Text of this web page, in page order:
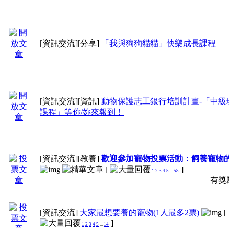
[資訊交流][分享] 「我與狗狗貓貓」快樂成長課程
[資訊交流][資訊] 動物保護志工銀行培訓計畫-「中級
課程」等你/妳來報到！
[資訊交流][教養] 歡迎參加寵物投票活動：飼養寵物
[
1 2 3 4 5 ... 58 ]
有獎
[資訊交流] 大家最想要養的寵物(1人最多2票) [
1 2 3 4 5 ... 14 ]